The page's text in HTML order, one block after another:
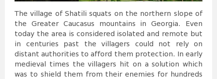
The village of Shatili squats on the northern slope of
the Greater Caucasus mountains in Georgia. Even
today the area is considered isolated and remote but
in centuries past the villagers could not rely on
distant authorities to afford them protection. In early
medieval times the villagers hit on a solution which
was to shield them from their enemies for hundreds